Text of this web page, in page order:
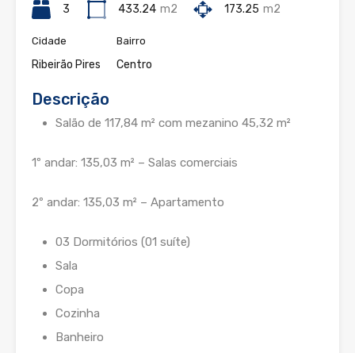
3 433.24 m2 173.25 m2
Cidade
Ribeirão Pires
Bairro
Centro
Descrição
Salão de 117,84 m² com mezanino 45,32 m²
1º andar: 135,03 m² – Salas comerciais
2º andar: 135,03 m² – Apartamento
03 Dormitórios (01 suíte)
Sala
Copa
Cozinha
Banheiro